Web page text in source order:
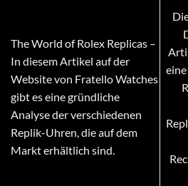
The World of Rolex Replicas –
In diesem Artikel auf der
Website von Fratello Watches
gibt es eine gründliche
Analyse der verschiedenen
Replik-Uhren, die auf dem
Markt erhältlich sind.